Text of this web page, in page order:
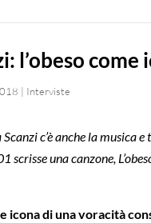
l’obeso
| Interviste
c’è anche la
scrisse una canzone,
icona di una voracità